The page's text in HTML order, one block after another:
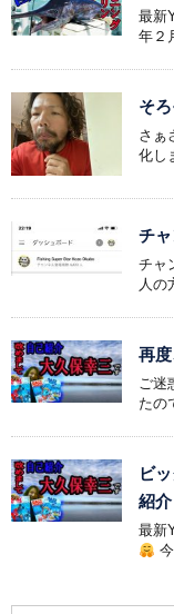
最新
年２
そ
さぁ
化し
チ
チャ
人の
再
ご迷
たの
ビ
紹介
最新